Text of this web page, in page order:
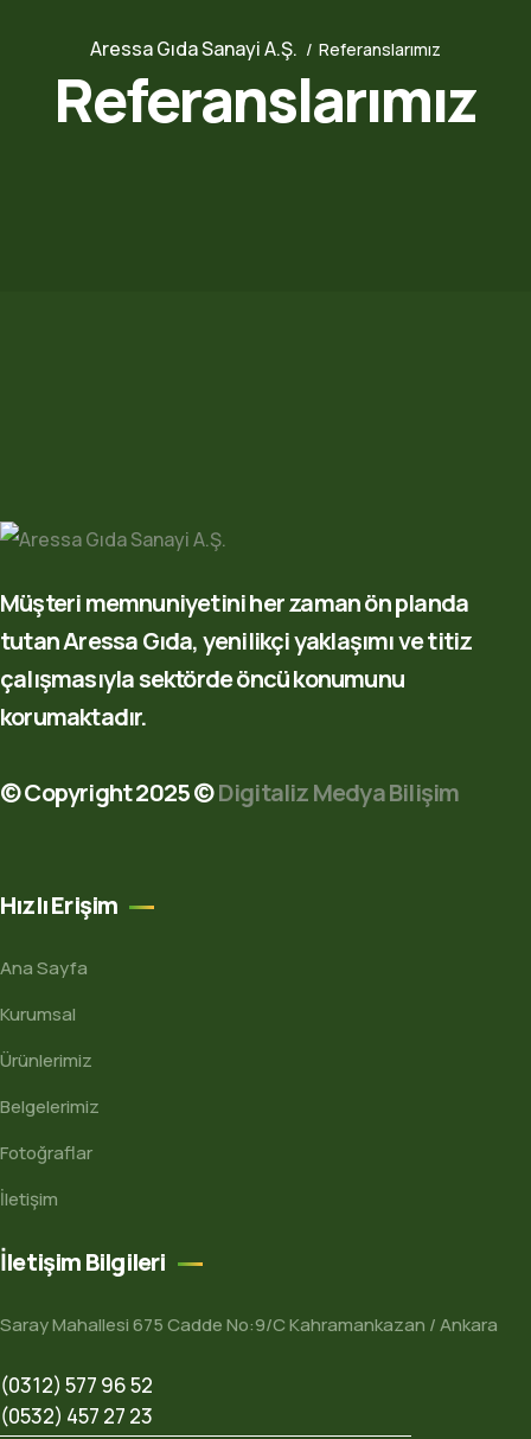
Aressa Gıda Sanayi A.Ş. Referanslarımız
Referanslarımız
Müşteri memnuniyetini her zaman ön planda
tutan Aressa Gıda, yenilikçi yaklaşımı ve titiz
çalışmasıyla sektörde öncü konumunu
korumaktadır.
© Copyright 2025 ©Digitaliz Medya Bilişim
Hızlı Erişim
Ana Sayfa
Kurumsal
Ürünlerimiz
Belgelerimiz
Fotoğraflar
İletişim
İletişim Bilgileri
Saray Mahallesi 675 Cadde No:9/C Kahramankazan / Ankara
(0312) 577 96 52
(0532) 457 27 23